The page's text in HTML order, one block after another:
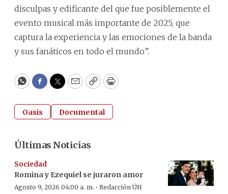
disculpas y edificante del que fue posiblemente el
evento musical más importante de 2025, que
captura la experiencia y las emociones de la banda
y sus fanáticos en todo el mundo”.
WhatsApp
Facebook
Twitter
EmailCopyPrint
Oasis Documental
Últimas Noticias
Sociedad
Romina y Ezequiel se juraron amor
Agosto 9, 2026 04:00 a. m. · Redacción ÚH